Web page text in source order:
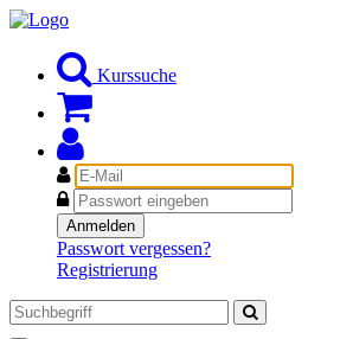
Kurssuche
E-
Mail
Passwort
Anmelden
Passwort vergessen?
Registrierung